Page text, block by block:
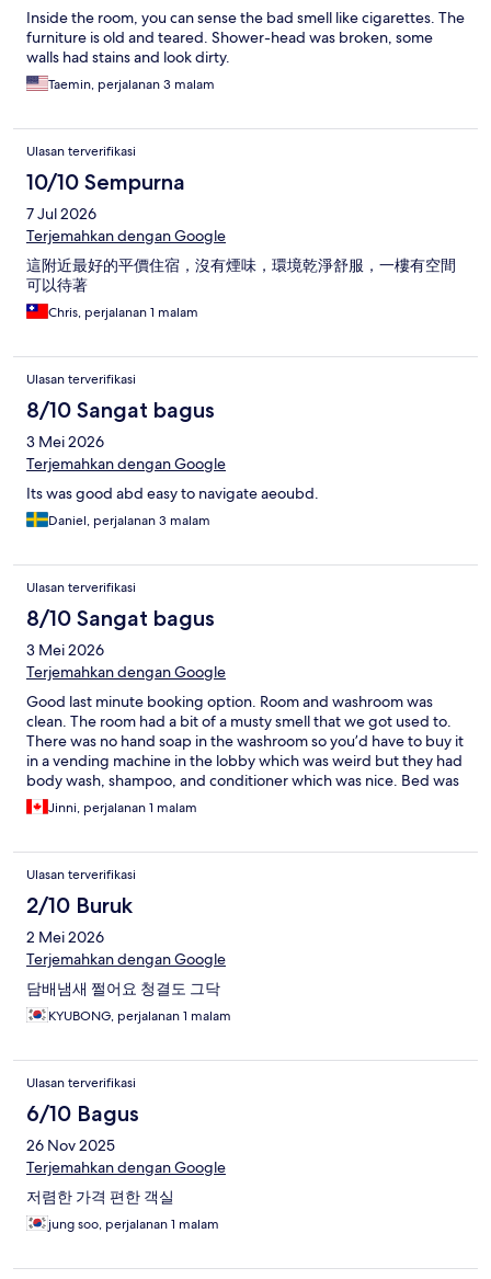
was given a room at annex A in the end and was told that the
elevator wasn't working temporarily.
Inside the room, you can sense the bad smell like cigarettes. The
furniture is old and teared. Shower-head was broken, some
walls had stains and look dirty.
Taemin, perjalanan 3 malam
Ulasan terverifikasi
10/10 Sempurna
7 Jul 2026
Terjemahkan dengan Google
這附近最好的平價住宿，沒有煙味，環境乾淨舒服，一樓有空間
可以待著
Chris, perjalanan 1 malam
Ulasan terverifikasi
8/10 Sangat bagus
3 Mei 2026
Terjemahkan dengan Google
Its was good abd easy to navigate aeoubd.
Daniel, perjalanan 3 malam
Ulasan terverifikasi
8/10 Sangat bagus
3 Mei 2026
Terjemahkan dengan Google
Good last minute booking option. Room and washroom was
clean. The room had a bit of a musty smell that we got used to.
There was no hand soap in the washroom so you’d have to buy it
in a vending machine in the lobby which was weird but they had
body wash, shampoo, and conditioner which was nice. Bed was
comfortable and AC worked great. Good location too!
Jinni, perjalanan 1 malam
Ulasan terverifikasi
2/10 Buruk
2 Mei 2026
Terjemahkan dengan Google
담배냄새 쩔어요 청결도 그닥
KYUBONG, perjalanan 1 malam
Ulasan terverifikasi
6/10 Bagus
26 Nov 2025
Terjemahkan dengan Google
저렴한 가격 편한 객실
jung soo, perjalanan 1 malam